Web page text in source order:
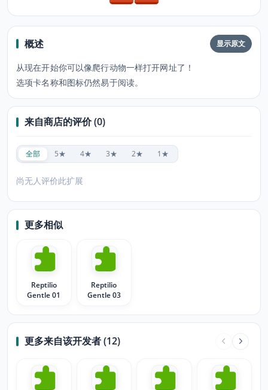
概述 显示原文
从现在开始你可以像爬行动物一样打开网址了！
选项卡名称和图标仍然易于阅读。
来自商店的评价 (0)
全部 5★ 4★ 3★ 2★ 1★
尚无人评价此扩展
更多相似
Reptilio
Gentle 01
Reptilio
Gentle 03
更多来自该开发者 (12)